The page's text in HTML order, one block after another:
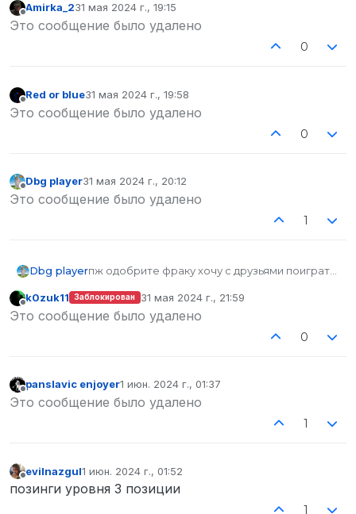
Не в сети
Amirka_231 мая 2024 г., 19:15
отредактировано
Это сообщение было удалено
0
Не в сети
Red or blue31 мая 2024 г., 19:58
отредактировано
Это сообщение было удалено
0
Не в сети
Dbg player31 мая 2024 г., 20:12
отредактировано
Это сообщение было удалено
1
Dbg playerпж одобрите фраку хочу с друзьями поиграть.
Не в сети
k0zuk11 Заблокирован 31 мая 2024 г., 21:59
отредактировано
Это сообщение было удалено
0
Не в сети
panslavic enjoyer1 июн. 2024 г., 01:37
отредактировано
Это сообщение было удалено
1
evilnazgul1 июн. 2024 г., 01:52
отредактировано
позинги уровня 3 позиции
1